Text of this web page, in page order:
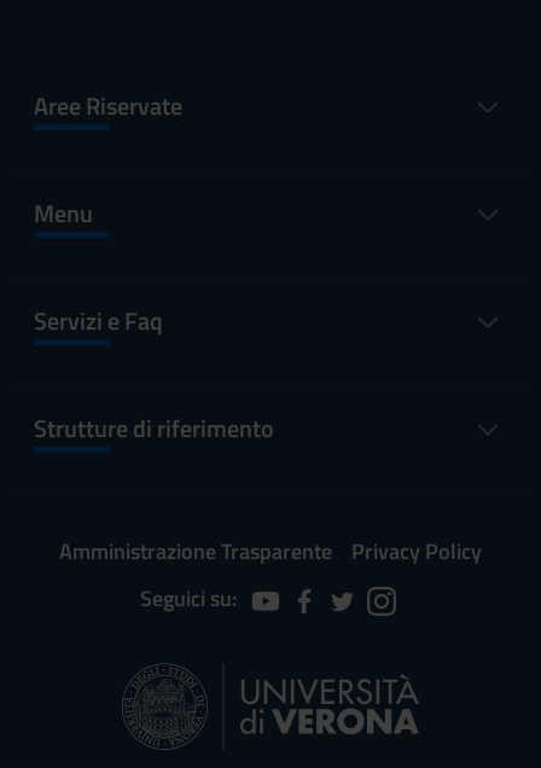
Aree Riservate
Menu
Servizi e Faq
Strutture di riferimento
Amministrazione Trasparente
Privacy Policy
Seguici su: